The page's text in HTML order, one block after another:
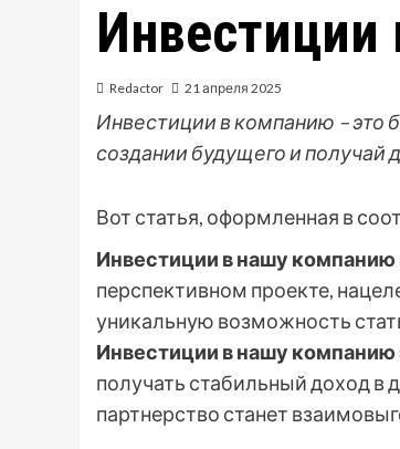
Redactor 21 апреля 2025
Инвестиции в компанию – это
создании будущего и получай
Вот статья, оформленная в
Инвестиции в нашу компанию
перспективном проекте,
уникальную возможность
Инвестиции в нашу компанию
получать стабильный доход в
партнерство станет